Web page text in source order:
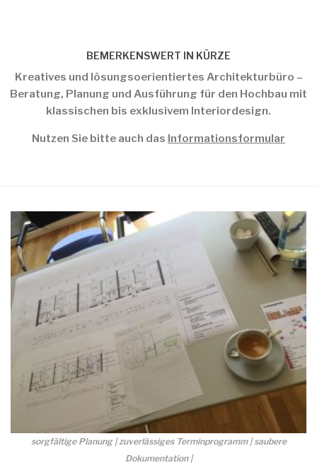
BEMERKENSWERT IN KÜRZE
Kreatives und lösungsoerientiertes Architekturbüro –
Beratung, Planung und Ausführung für den Hochbau mit
klassischen bis exklusivem Interiordesign.
Nutzen Sie bitte auch das Informationsformular
sorgfältige Planung | zuverlässiges Terminprogramm | saubere
Dokumentation |